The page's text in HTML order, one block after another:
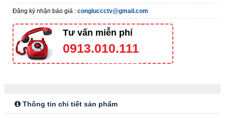
Đăng ký nhận báo giá : congluccctv@gmail.com
Tư vấn miễn phí
0913.010.111
Thông tin chi tiết sản phẩm